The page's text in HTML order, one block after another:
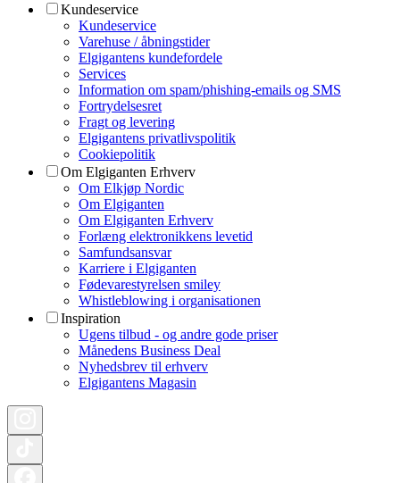
Kundeservice
Kundeservice
Varehuse / åbningstider
Elgigantens kundefordele
Services
Information om spam/phishing-emails og SMS
Fortrydelsesret
Fragt og levering
Elgigantens privatlivspolitik
Cookiepolitik
Om Elgiganten Erhverv
Om Elkjøp Nordic
Om Elgiganten
Om Elgiganten Erhverv
Forlæng elektronikkens levetid
Samfundsansvar
Karriere i Elgiganten
Fødevarestyrelsen smiley
Whistleblowing i organisationen
Inspiration
Ugens tilbud - og andre gode priser
Månedens Business Deal
Nyhedsbrev til erhverv
Elgigantens Magasin